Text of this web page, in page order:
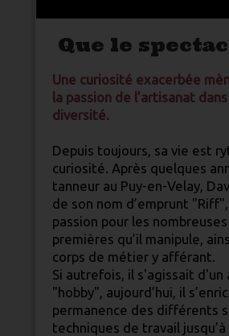
Que le
Une curiosité exacerbée
la passion de l’artisanat
diversité.
Depuis toujours, sa vie est
curiosité. Après quelques
tanneur au Puy-en-Velay,
de son nom d’emprunt
passion pour les
premières qu’il manipule,
corps de métier y afférant.
Si autrefois, il s'agissait d'un
"hobby", aujourd’hui, il
permanence des différents
techniques de travail
Qui sommes nous
CGV /
Politique de protection des
ARTISANAT ÉCOTOURISME
DÉCOUVERTES
CONTACTEZ-